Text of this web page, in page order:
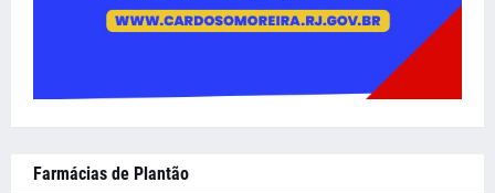
Farmácias de Plantão